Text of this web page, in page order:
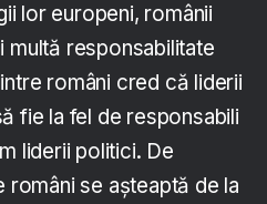
lor europeni, românii
multă responsabilitate
români cred că liderii
fie la fel de responsabili
liderii politici. De
se așteaptă de la